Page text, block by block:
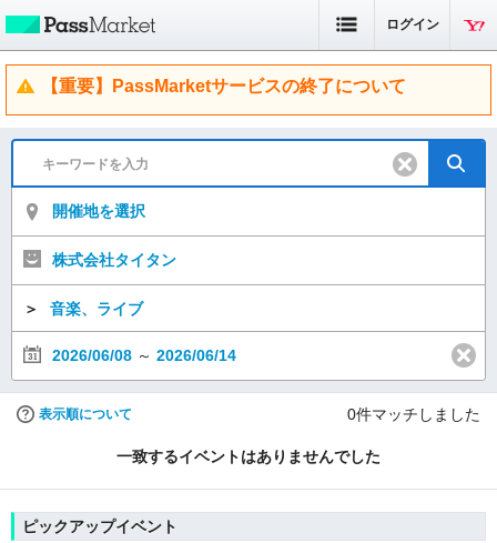
ログイン
【重要】PassMarketサービスの終了について
開催地を選択
株式会社タイタン
＞ 音楽、ライブ
2026/06/08 ～ 2026/06/14
表示順について 0件マッチしました
一致するイベントはありませんでした
ピックアップイベント